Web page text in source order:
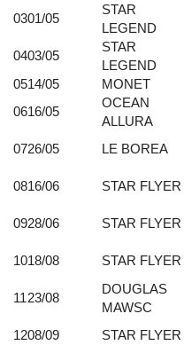
0301/05
STAR
LEGEND
0403/05
STAR
LEGEND
0514/05 MONET
0616/05
OCEAN
ALLURA
0726/05 LE BOREA
0816/06 STAR FLYER
0928/06 STAR FLYER
1018/08 STAR FLYER
1123/08
DOUGLAS
MAWSC
1208/09 STAR FLYER